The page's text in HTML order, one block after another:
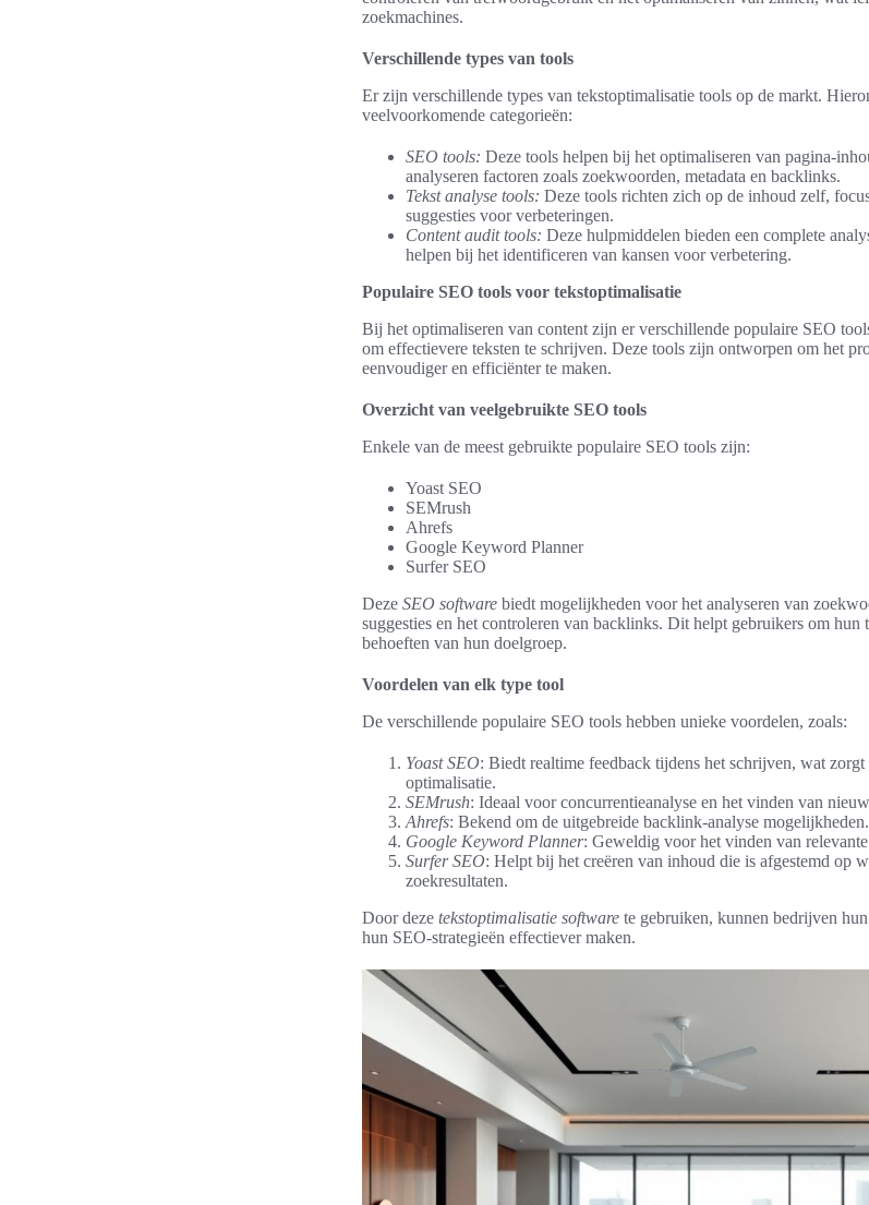
zoekmachines.
Verschillende types van tools
Er zijn verschillende types van tekstoptimalisatie tools op de markt.
veelvoorkomende categorieën:
SEO tools: Deze tools helpen bij het optimaliseren van pagina-
analyseren factoren zoals zoekwoorden, metadata en backlinks.
Tekst analyse tools: Deze tools richten zich op de inhoud zelf,
suggesties voor verbeteringen.
Content audit tools: Deze hulpmiddelen bieden een complete
helpen bij het identificeren van kansen voor verbetering.
Populaire SEO tools voor tekstoptimalisatie
Bij het optimaliseren van content zijn er verschillende populaire SEO
om effectievere teksten te schrijven. Deze tools zijn ontworpen om het
eenvoudiger en efficiënter te maken.
Overzicht van veelgebruikte SEO tools
Enkele van de meest gebruikte populaire SEO tools zijn:
Yoast SEO
SEMrush
Ahrefs
Google Keyword Planner
Surfer SEO
Deze SEO software biedt mogelijkheden voor het analyseren van
suggesties en het controleren van backlinks. Dit helpt gebruikers om hun
behoeften van hun doelgroep.
Voordelen van elk type tool
De verschillende populaire SEO tools hebben unieke voordelen, zoals:
Yoast SEO: Biedt realtime feedback tijdens het schrijven, wat zorgt
optimalisatie.
SEMrush: Ideaal voor concurrentieanalyse en het vinden van
Ahrefs: Bekend om de uitgebreide backlink-analyse mogelijkheden.
Google Keyword Planner: Geweldig voor het vinden van
Surfer SEO: Helpt bij het creëren van inhoud die is afgestemd op
zoekresultaten.
Door deze tekstoptimalisatie software te gebruiken, kunnen bedrijven
hun SEO-strategieën effectiever maken.